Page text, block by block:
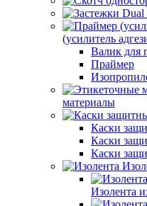
(усилитель
Валик для
Праймер
материалы
Каски
Каски
Каски
Изолента